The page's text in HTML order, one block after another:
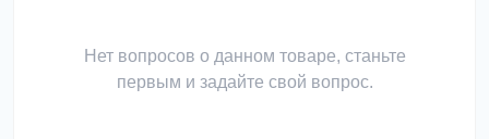
Нет вопросов о данном товаре, станьте
первым и задайте свой вопрос.